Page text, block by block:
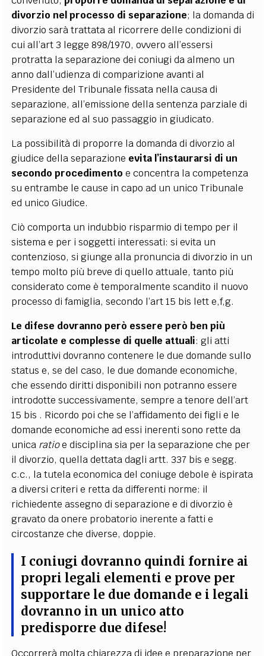
divorzio nel processo di separazione; la domanda di
divorzio sarà trattata al ricorrere delle condizioni di
cui all’art 3 legge 898/1970, ovvero all’essersi
protratta la separazione dei coniugi da almeno un
anno dall’udienza di comparizione avanti al
Presidente del Tribunale fissata nella causa di
separazione, all’emissione della sentenza parziale di
separazione ed al suo passaggio in giudicato.
La possibilità di proporre la domanda di divorzio al
giudice della separazione evita l’instaurarsi di un
secondo procedimento e concentra la competenza
su entrambe le cause in capo ad un unico Tribunale
ed unico Giudice.
Ciò comporta un indubbio risparmio di tempo per il
sistema e per i soggetti interessati: si evita un
contenzioso, si giunge alla pronuncia di divorzio in un
tempo molto più breve di quello attuale, tanto più
considerato come è temporalmente scandito il nuovo
processo di famiglia, secondo l’art 15 bis lett e,f,g.
Le difese dovranno però essere però ben più
articolate e complesse di quelle attuali: gli atti
introduttivi dovranno contenere le due domande sullo
status e, se del caso, le due domande economiche,
che essendo diritti disponibili non potranno essere
introdotte successivamente, sempre a tenore dell’art
15 bis . Ricordo poi che se l’affidamento dei figli e le
domande economiche ad essi inerenti sono rette da
unica ratioe disciplina sia per la separazione che per
il divorzio, quella dettata dagli artt. 337 bis e segg.
c.c., la tutela economica del coniuge debole è ispirata
a diversi criteri e retta da differenti norme: il
richiedente assegno di separazione e di divorzio è
gravato da onere probatorio inerente a fatti e
circostanze che diverse, doppie.
I coniugi dovranno quindi fornire ai
propri legali elementi e prove per
supportare le due domande e i legali
dovranno in un unico atto
predisporre due difese!
Occorrerà molta chiarezza di idee e preparazione per